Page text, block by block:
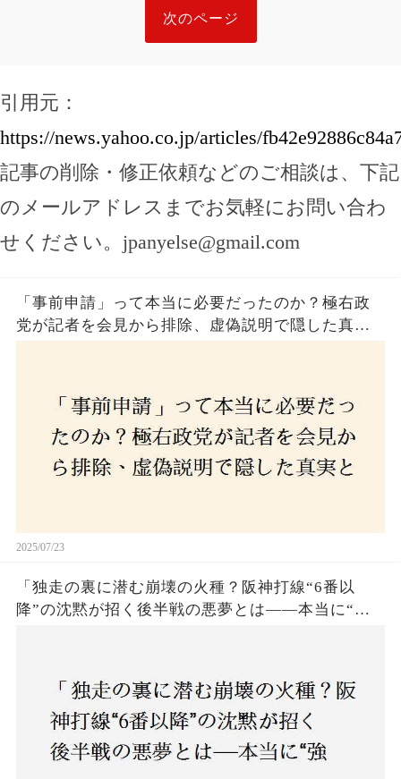
次のページ
引用元：
https://news.yahoo.co.jp/articles/
記事の削除・修正依頼などのご相談は、下記
のメールアドレスまでお気軽にお問い合わ
せください。 jpanyelse@gmail.com
「事前申請」って本当に必要だったのか？極右政
党が記者を会見から排除、虚偽説明で隠した真実
2025/07/23
「独走の裏に潜む崩壊の火種？阪神打線“6番以
降”の沈黙が招く後半戦の悪夢とは——本当に“強